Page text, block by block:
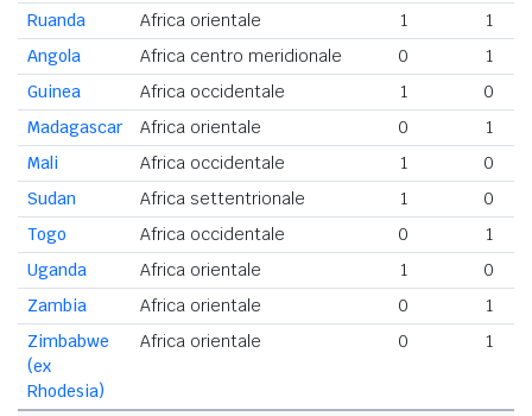
Ruanda
Africa orientale 1
1
Angola
Africa centro meridionale 0
1
Guinea
Africa occidentale 1
0
Madagascar
Africa orientale 0
1
Mali
Africa occidentale 1
0
Sudan
Africa settentrionale 1
0
Togo
Africa occidentale 0
1
Uganda
Africa orientale 1
0
Zambia
Africa orientale 0
1
Zimbabwe
(ex
Rhodesia)
Africa orientale 0 1